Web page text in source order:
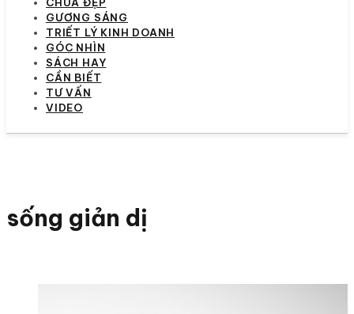
CHÙA ĐẸP
GƯƠNG SÁNG
TRIẾT LÝ KINH DOANH
GÓC NHÌN
SÁCH HAY
CẦN BIẾT
TƯ VẤN
VIDEO
sống giản dị